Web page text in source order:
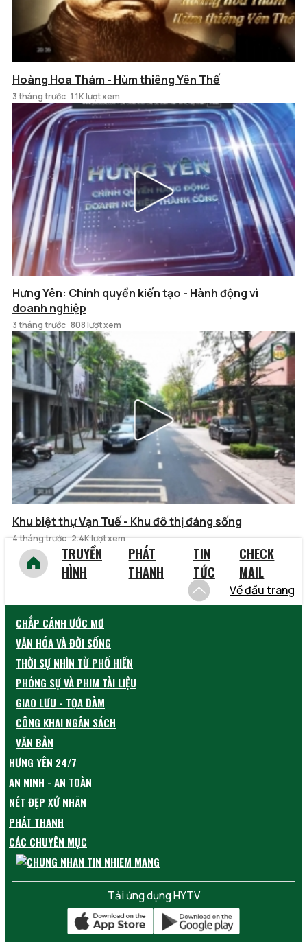
Hoàng Hoa Thám - Hùm thiêng Yên Thế
3 tháng trước 1.1K lượt xem
Hưng Yên: Chính quyền kiến tạo - Hành động vì
doanh nghiệp
3 tháng trước 808 lượt xem
Khu biệt thự Vạn Tuế - Khu đô thị đáng sống
4 tháng trước 2.4K lượt xem
TRUYỀN
HÌNH
PHÁT
THANH
TIN
TỨC
CHECK
MAIL
Về đầu trang
CHẮP CÁNH ƯỚC MƠ
VĂN HÓA VÀ ĐỜI SỐNG
THỜI SỰ NHÌN TỪ PHỐ HIẾN
PHÓNG SỰ VÀ PHIM TÀI LIỆU
GIAO LƯU - TỌA ĐÀM
CÔNG KHAI NGÂN SÁCH
VĂN BẢN
HƯNG YÊN 24/7
AN NINH - AN TOÀN
NÉT ĐẸP XỨ NHÃN
PHÁT THANH
CÁC CHUYÊN MỤC
Tải ứng dụng HYTV